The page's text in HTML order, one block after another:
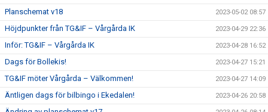
Planschemat v18 2023-05-02 08:57
Höjdpunkter från TG&IF – Vårgårda IK 2023-04-29 22:36
Inför: TG&IF – Vårgårda IK 2023-04-28 16:52
Dags för Bollekis! 2023-04-27 15:21
TG&IF möter Vårgårda – Välkommen! 2023-04-27 14:09
Äntligen dags för bilbingo i Ekedalen! 2023-04-26 20:58